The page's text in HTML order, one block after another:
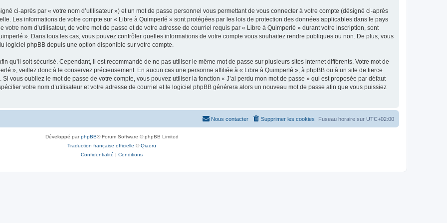
ci-après par « votre nom d’utilisateur ») et un mot de passe personnel vous permettant de vous connecter à votre compte (désigné ci-après
Les informations de votre compte sur « Libre à Quimperlé » sont protégées par les lois de protection des données applicables dans le pays
nom d’utilisateur, de votre mot de passe et de votre adresse de courriel requis par « Libre à Quimperlé » durant votre inscription, sont
». Dans tous les cas, vous pouvez contrôler quelles informations de votre compte vous souhaitez rendre publiques ou non. De plus, vous
logiciel phpBB depuis une option disponible sur votre compte.
qu’il soit sécurisé. Cependant, il est recommandé de ne pas utiliser le même mot de passe sur plusieurs sites internet différents. Votre mot de
», veillez donc à le conservez précieusement. En aucun cas une personne affiliée à « Libre à Quimperlé », à phpBB ou à un site de tierce
vous oubliez le mot de passe de votre compte, vous pouvez utiliser la fonction « J’ai perdu mon mot de passe » qui est proposée par défaut
votre nom d’utilisateur et votre adresse de courriel et le logiciel phpBB générera alors un nouveau mot de passe afin que vous puissiez
Fuseau horaire sur UTC+02:00
Supprimer les cookies
Nous contacter
Développé parphpBB® Forum Software © phpBB Limited
Traduction française officielle ©Qiaeru
Confidentialité | Conditions